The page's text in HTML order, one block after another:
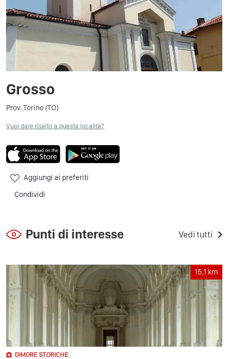
Grosso
Prov. Torino (TO)
Vuoi dare risalto a questa località?
Aggiungi ai preferiti
Condividi
Punti di interesse Vedi tutti
15,1 km
DIMORE STORICHE